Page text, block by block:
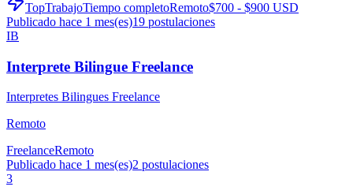
TopTrabajoTiempo completoRemoto$700 - $900 USD
Publicado hace 1 mes(es)19 postulaciones
IB
Interprete Bilingue Freelance
Interpretes Bilingues Freelance
Remoto
FreelanceRemoto
Publicado hace 1 mes(es)2 postulaciones
3